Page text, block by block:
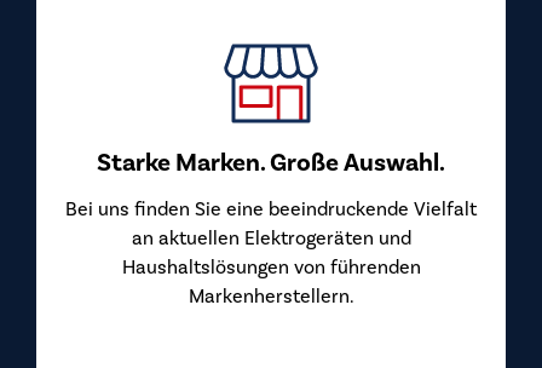
Starke Marken. Große Auswahl.
Bei uns finden Sie eine beeindruckende Vielfalt
an aktuellen Elektrogeräten und
Haushaltslösungen von führenden
Markenherstellern.